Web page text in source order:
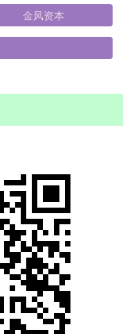
金风资本